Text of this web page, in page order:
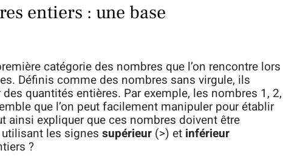
entiers : une base
catégorie des nombres que l’on rencontre lors
Définis comme des nombres sans virgule, ils
quantités entières. Par exemple, les nombres 1, 2,
que l’on peut facilement manipuler pour établir
ainsi expliquer que ces nombres doivent être
les signes supérieur (>) et inférieur
?